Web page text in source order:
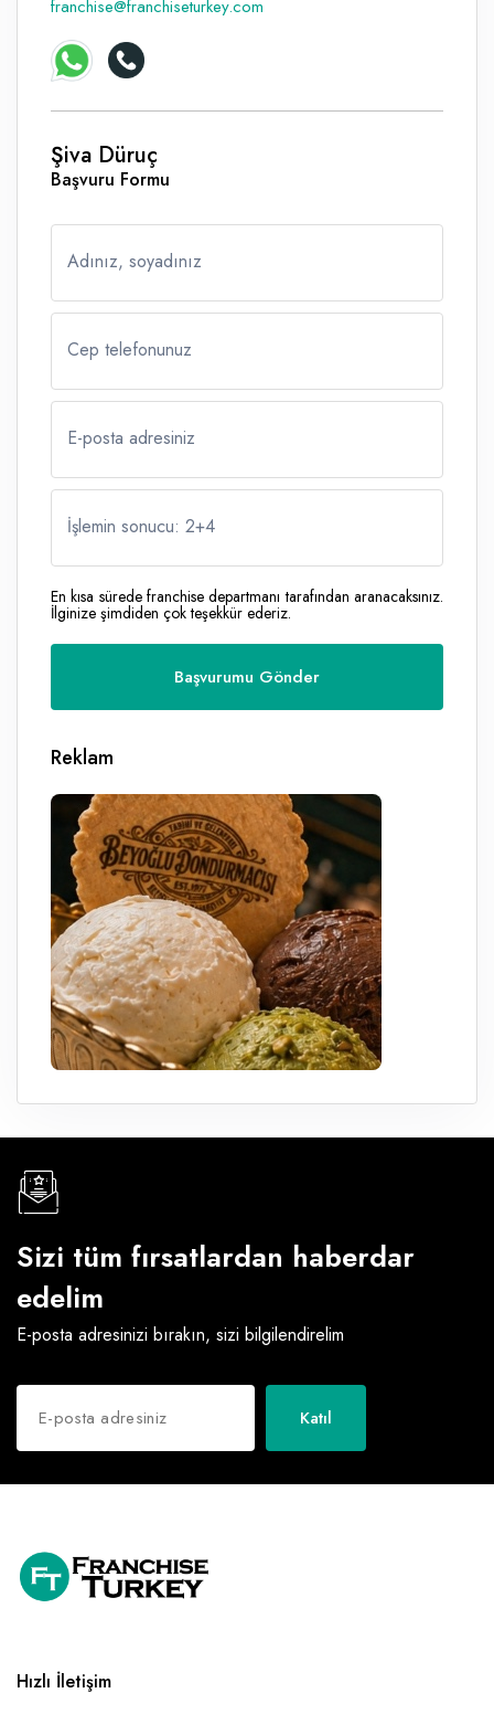
franchise@franchiseturkey.com
Şiva Düruç
Başvuru Formu
Adınız, soyadınız
Cep telefonunuz
E-posta adresiniz
İşlemin sonucu: 2+4
En kısa sürede franchise departmanı tarafından aranacaksınız.
İlginize şimdiden çok teşekkür ederiz.
Reklam
Sizi tüm fırsatlardan haberdar
edelim
E-posta adresinizi bırakın, sizi bilgilendirelim
Katıl
Hızlı İletişim